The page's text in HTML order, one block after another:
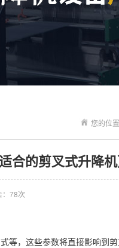
您的位置
合的剪叉式升降机
：78次
等，这些参数将直接影响到